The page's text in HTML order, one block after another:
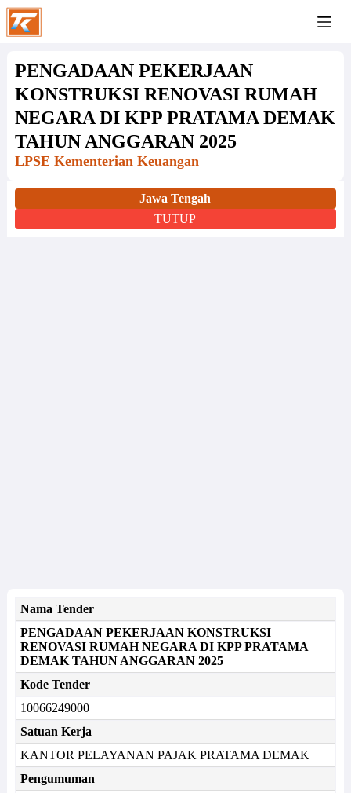
PENGADAAN PEKERJAAN
KONSTRUKSI RENOVASI RUMAH
NEGARA DI KPP PRATAMA DEMAK
TAHUN ANGGARAN 2025
LPSE Kementerian Keuangan
Jawa Tengah
TUTUP
Nama Tender
PENGADAAN PEKERJAAN KONSTRUKSI
RENOVASI RUMAH NEGARA DI KPP PRATAMA
DEMAK TAHUN ANGGARAN 2025
Kode Tender
10066249000
Satuan Kerja
KANTOR PELAYANAN PAJAK PRATAMA DEMAK
Pengumuman